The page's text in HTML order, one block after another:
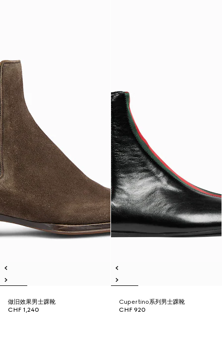
做旧效果男士踝靴
CHF 1,240
Cupertino系列男士踝靴
CHF 920